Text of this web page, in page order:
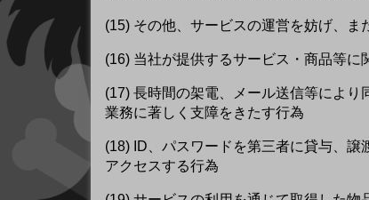
(15) その他、サービスの運営を妨げ、ま
(16) 当社が提供するサービス・商品等に
(17) 長時間の架電、メール送信等によ
業務に著しく支障をきたす行為
(18) ID、パスワードを第三者に貸与、
アクセスする行為